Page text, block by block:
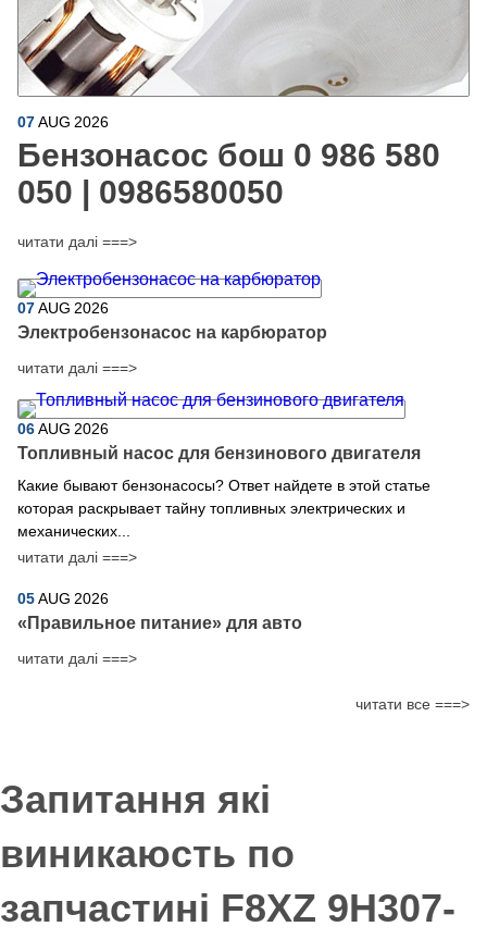
07AUG 2026
Бензонасос бош 0 986 580
050 | 0986580050
читати далі ===>
07AUG 2026
Электробензонасос на карбюратор
читати далі ===>
06AUG 2026
Топливный насос для бензинового двигателя
Какие бывают бензонасосы? Ответ найдете в этой статье
которая раскрывает тайну топливных электрических и
механических...
читати далі ===>
05AUG 2026
​«Правильное питание» для авто
читати далі ===>
читати все ===>
Запитання які
виникаюсть по
запчастині F8XZ 9H307-